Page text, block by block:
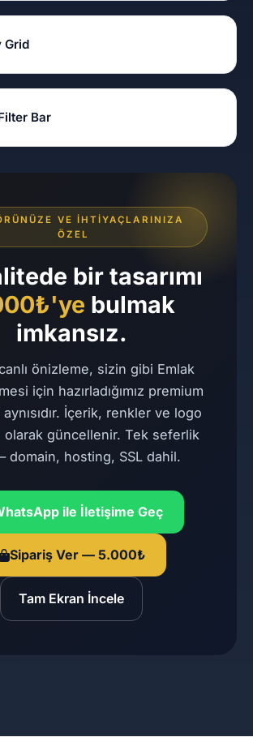
Grid
Bar
VE İHTIYAÇLARINIZA
ÖZEL
bir tasarımı
bulmak
imkansız.
önizleme, sizin gibi Emlak
için hazırladığımız premium
İçerik, renkler ve logo
olarak güncellenir. Tek seferlik
domain, hosting, SSL dahil.
ile İletişime Geç
Sipariş Ver — 5.000₺
Tam Ekran İncele